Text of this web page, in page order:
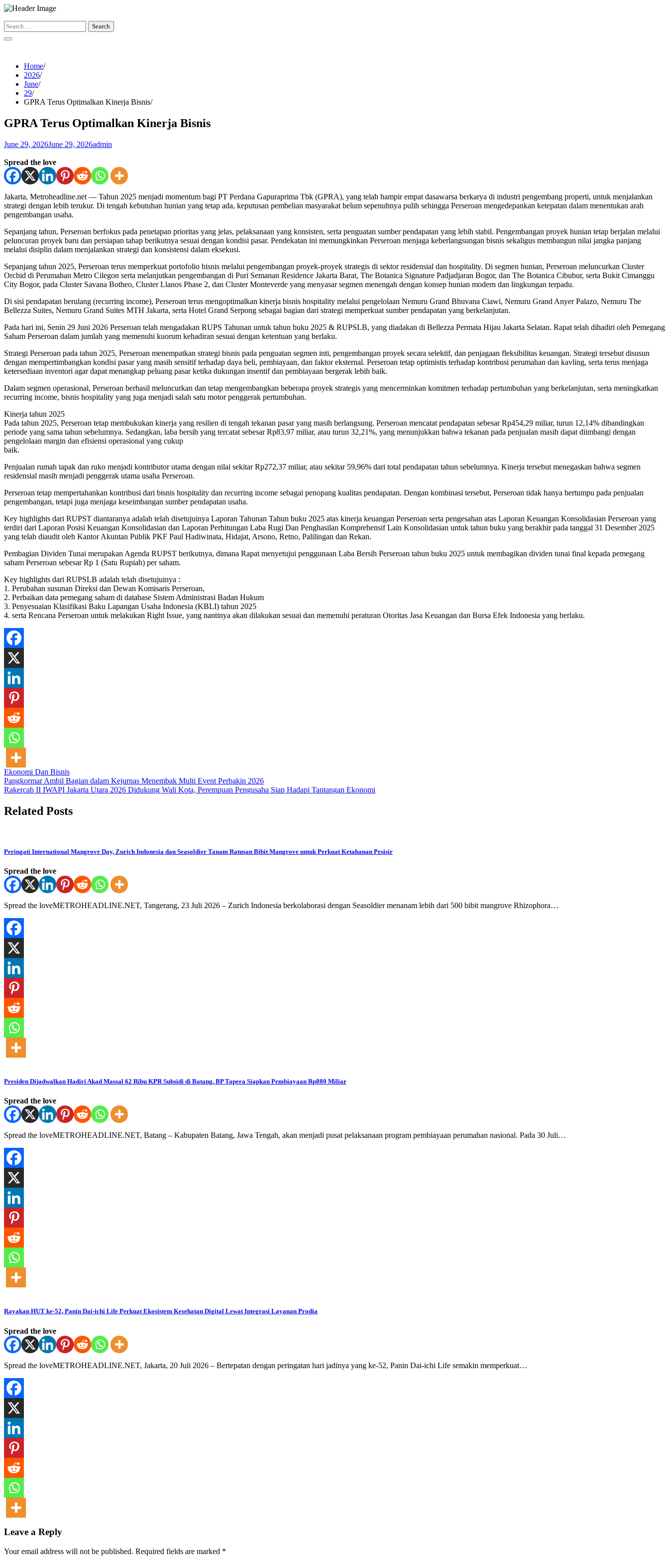
Skip
content
Search
for:
Home
2026
June
29
GPRA Terus Optimalkan Kinerja Bisnis
GPRA Terus Optimalkan Kinerja Bisnis
June 29, 2026June 29, 2026admin
Spread the love
Jakarta, Metroheadline.net — Tahun 2025 menjadi momentum bagi PT Perdana Gapuraprima Tbk (GPRA), yang telah hampir empat dasawarsa berkarya di industri pengembang properti, untuk menjalankan
strategi dengan lebih terukur. Di tengah kebutuhan hunian yang tetap ada, keputusan pembelian masyarakat belum sepenuhnya pulih sehingga Perseroan mengedepankan ketepatan dalam menentukan arah
pengembangan usaha.
Sepanjang tahun, Perseroan berfokus pada penetapan prioritas yang jelas, pelaksanaan yang konsisten, serta penguatan sumber pendapatan yang lebih stabil. Pengembangan proyek hunian tetap berjalan melalui
peluncuran proyek baru dan persiapan tahap berikutnya sesuai dengan kondisi pasar. Pendekatan ini memungkinkan Perseroan menjaga keberlangsungan bisnis sekaligus membangun nilai jangka panjang
melalui disiplin dalam menjalankan strategi dan konsistensi dalam eksekusi.
Sepanjang tahun 2025, Perseroan terus memperkuat portofolio bisnis melalui pengembangan proyek-proyek strategis di sektor residensial dan hospitality. Di segmen hunian, Perseroan meluncurkan Cluster
Orchid di Perumahan Metro Cilegon serta melanjutkan pengembangan di Puri Semanan Residence Jakarta Barat, The Botanica Signature Padjadjaran Bogor, dan The Botanica Cibubur, serta Bukit Cimanggu
City Bogor, pada Cluster Savana Botheo, Cluster Llanos Phase 2, dan Cluster Monteverde yang menyasar segmen menengah dengan konsep hunian modern dan lingkungan terpadu.
Di sisi pendapatan berulang (recurring income), Perseroan terus mengoptimalkan kinerja bisnis hospitality melalui pengelolaan Nemuru Grand Bhuvana Ciawi, Nemuru Grand Anyer Palazo, Nemuru The
Bellezza Suites, Nemuru Grand Suites MTH Jakarta, serta Hotel Grand Serpong sebagai bagian dari strategi memperkuat sumber pendapatan yang berkelanjutan.
Pada hari ini, Senin 29 Juni 2026 Perseroan telah mengadakan RUPS Tahunan untuk tahun buku 2025 & RUPSLB, yang diadakan di Bellezza Permata Hijau Jakarta Selatan. Rapat telah dihadiri oleh Pemegang
Saham Perseroan dalam jumlah yang memenuhi kuorum kehadiran sesuai dengan ketentuan yang berlaku.
Strategi Perseroan pada tahun 2025, Perseroan menempatkan strategi bisnis pada penguatan segmen inti, pengembangan proyek secara selektif, dan penjagaan fleksibilitas keuangan. Strategi tersebut disusun
dengan mempertimbangkan kondisi pasar yang masih sensitif terhadap daya beli, pembiayaan, dan faktor eksternal. Perseroan tetap optimistis terhadap kontribusi perumahan dan kavling, serta terus menjaga
ketersediaan inventori agar dapat menangkap peluang pasar ketika dukungan insentif dan pembiayaan bergerak lebih baik.
Dalam segmen operasional, Perseroan berhasil meluncurkan dan tetap mengembangkan beberapa proyek strategis yang mencerminkan komitmen terhadap pertumbuhan yang berkelanjutan, serta meningkatkan
recurring income, bisnis hospitality yang juga menjadi salah satu motor penggerak pertumbuhan.
Kinerja tahun 2025
Pada tahun 2025, Perseroan tetap membukukan kinerja yang resilien di tengah tekanan pasar yang masih berlangsung. Perseroan mencatat pendapatan sebesar Rp454,29 miliar, turun 12,14% dibandingkan
periode yang sama tahun sebelumnya. Sedangkan, laba bersih yang tercatat sebesar Rp83,97 miliar, atau turun 32,21%, yang menunjukkan bahwa tekanan pada penjualan masih dapat diimbangi dengan
pengelolaan margin dan efisiensi operasional yang cukup
baik.
Penjualan rumah tapak dan ruko menjadi kontributor utama dengan nilai sekitar Rp272,37 miliar, atau sekitar 59,96% dari total pendapatan tahun sebelumnya. Kinerja tersebut menegaskan bahwa segmen
residensial masih menjadi penggerak utama usaha Perseroan.
Perseroan tetap mempertahankan kontribusi dari bisnis hospitality dan recurring income sebagai penopang kualitas pendapatan. Dengan kombinasi tersebut, Perseroan tidak hanya bertumpu pada penjualan
pengembangan, tetapi juga menjaga keseimbangan sumber pendapatan usaha.
Key highlights dari RUPST diantaranya adalah telah disetujuinya Laporan Tahunan Tahun buku 2025 atas kinerja keuangan Perseroan serta pengesahan atas Laporan Keuangan Konsolidasian Perseroan yang
terdiri dari Laporan Posisi Keuangan Konsolidasian dan Laporan Perhitungan Laba Rugi Dan Penghasilan Komprehensif Lain Konsolidasian untuk tahun buku yang berakhir pada tanggal 31 Desember 2025
yang telah diaudit oleh Kantor Akuntan Publik PKF Paul Hadiwinata, Hidajat, Arsono, Retno, Palilingan dan Rekan.
Pembagian Dividen Tunai merupakan Agenda RUPST berikutnya, dimana Rapat menyetujui penggunaan Laba Bersih Perseroan tahun buku 2025 untuk membagikan dividen tunai final kepada pemegang
saham Perseroan sebesar Rp 1 (Satu Rupiah) per saham.
Key highlights dari RUPSLB adalah telah disetujuinya :
1. Perubahan susunan Direksi dan Dewan Komisaris Perseroan,
2. Perbaikan data pemegang saham di database Sistem Administrasi Badan Hukum
3. Penyesuaian Klasifikasi Baku Lapangan Usaha Indonesia (KBLI) tahun 2025
4. serta Rencana Perseroan untuk melakukan Right Issue, yang nantinya akan dilakukan sesuai dan memenuhi peraturan Otoritas Jasa Keuangan dan Bursa Efek Indonesia yang berlaku.
Ekonomi Dan Bisnis
Post
navigation
Pangkormar Ambil Bagian dalam Kejurnas Menembak Multi Event Perbakin 2026
Rakercab II IWAPI Jakarta Utara 2026 Didukung Wali Kota, Perempuan Pengusaha Siap Hadapi Tantangan Ekonomi
Related Posts
Peringati International Mangrove Day, Zurich Indonesia dan Seasoldier Tanam Ratusan Bibit Mangrove untuk Perkuat Ketahanan Pesisir
Spread the love
Spread the loveMETROHEADLINE.NET, Tangerang, 23 Juli 2026 – Zurich Indonesia berkolaborasi dengan Seasoldier menanam lebih dari 500 bibit mangrove Rhizophora…
Presiden Dijadwalkan Hadiri Akad Massal 62 Ribu KPR Subsidi di Batang, BP Tapera Siapkan Pembiayaan Rp880 Miliar
Spread the love
Spread the loveMETROHEADLINE.NET, Batang – Kabupaten Batang, Jawa Tengah, akan menjadi pusat pelaksanaan program pembiayaan perumahan nasional. Pada 30 Juli…
Rayakan HUT ke-52, Panin Dai-ichi Life Perkuat Ekosistem Kesehatan Digital Lewat Integrasi Layanan Prodia
Spread the love
Spread the loveMETROHEADLINE.NET, Jakarta, 20 Juli 2026 – Bertepatan dengan peringatan hari jadinya yang ke-52, Panin Dai-ichi Life semakin memperkuat…
Leave a Reply
Your email address will not be published. Required fields are marked *